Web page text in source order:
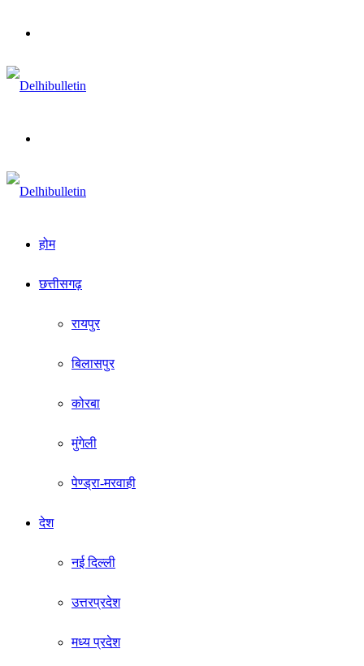
होम
छत्तीसगढ़
रायपुर
बिलासपुर
कोरबा
मुंगेली
पेण्ड्रा-मरवाही
देश
नई दिल्ली
उत्तरप्रदेश
मध्य प्रदेश